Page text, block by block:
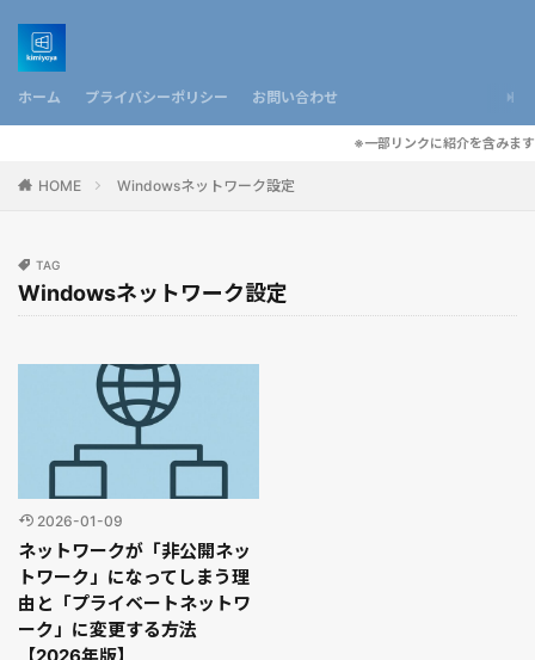
ホーム プライバシーポリシー お問い合わせ
※一部リンクに紹介を含みます
HOME Windowsネットワーク設定
TAG
Windowsネットワーク設定
2026-01-09
ネットワークが「非公開ネッ
トワーク」になってしまう理
由と「プライベートネットワ
ーク」に変更する方法